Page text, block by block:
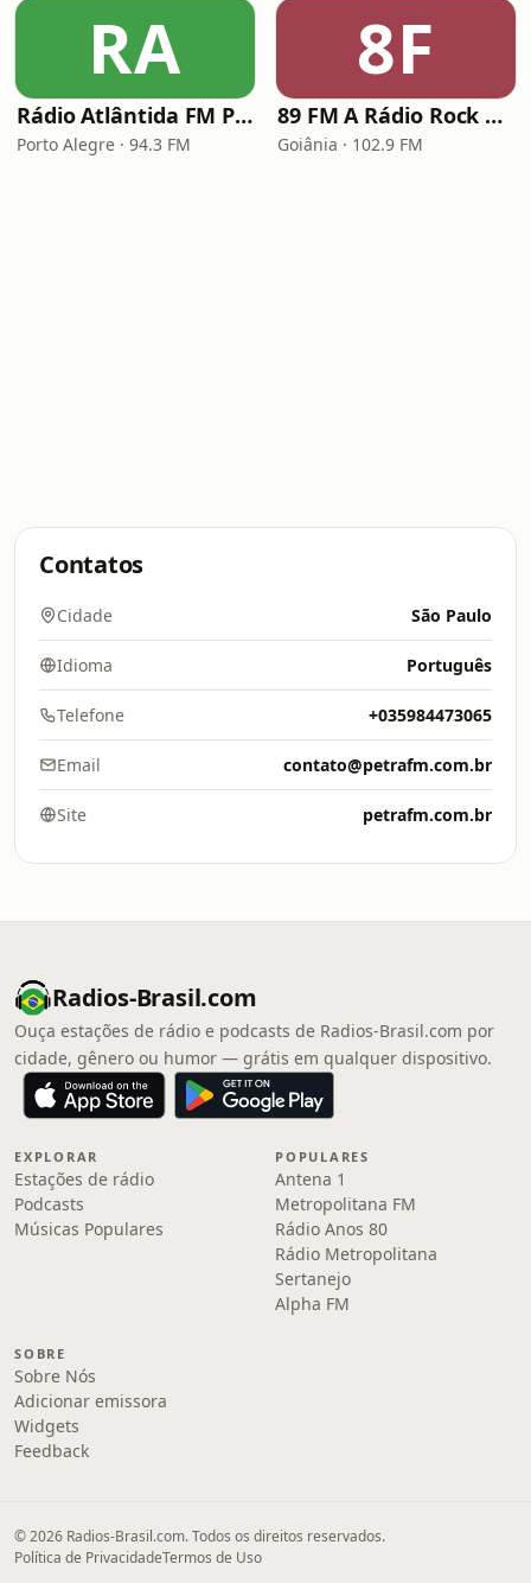
RA
Rádio Atlântida FM Porto Alegre
Porto Alegre · 94.3 FM
8F
89 FM A Rádio Rock Goiânia
Goiânia · 102.9 FM
Contatos
Cidade São Paulo
Idioma Português
Telefone +035984473065
Email contato@petrafm.com.br
Site petrafm.com.br
Radios-Brasil.com
Ouça estações de rádio e podcasts de Radios-Brasil.com por
cidade, gênero ou humor — grátis em qualquer dispositivo.
EXPLORAR
Estações de rádio
Podcasts
Músicas Populares
POPULARES
Antena 1
Metropolitana FM
Rádio Anos 80
Rádio Metropolitana
Sertanejo
Alpha FM
SOBRE
Sobre Nós
Adicionar emissora
Widgets
Feedback
© 2026 Radios-Brasil.com. Todos os direitos reservados.
Política de PrivacidadeTermos de Uso